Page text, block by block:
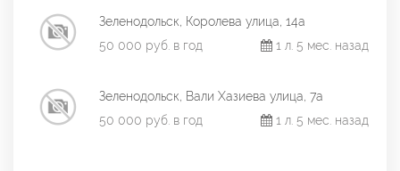
Зеленодольск, Королева улица, 14а
50 000 руб. в год
1 л. 5 мес. назад
Зеленодольск, Вали Хазиева улица, 7а
50 000 руб. в год
1 л. 5 мес. назад